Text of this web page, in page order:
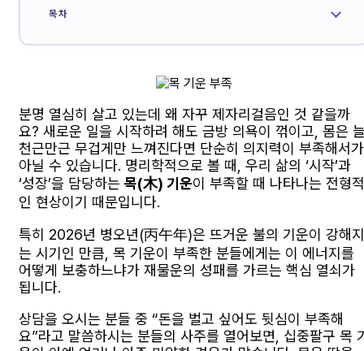
목차
분명 열심히 살고 있는데 왜 자꾸 제자리걸음인 것 같을까
요? 새로운 일을 시작하려 해도 금방 의욕이 꺾이고, 몸은
천근만근 무겁게만 느껴진다면 단순히 의지력이 부족해서가
아닐 수 있습니다. 명리학적으로 볼 때, 우리 삶의 ‘시작’과
‘성장’을 담당하는목(木) 기운이 부족할 때 나타나는 전형적
인 현상이기 때문입니다.
특히 2026년 병오년(丙午年)은 뜨거운 불의 기운이 강해지
는 시기인 만큼, 목 기운이 부족한 분들에게는 이 에너지를
어떻게 보충하느냐가 재물운의 성패를 가르는 핵심 열쇠가
됩니다.
상담을 오시는 분들 중 “돈을 벌고 싶어도 뒷심이 부족해
요”라고 말씀하시는 분들의 사주를 열어보면, 십중팔구 목